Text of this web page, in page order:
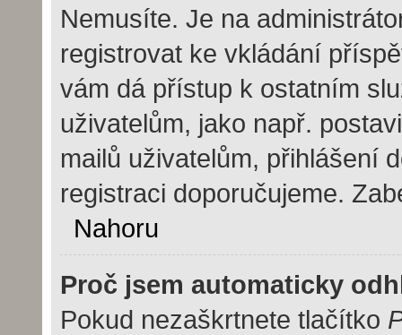
Nemusíte. Je na
registrovat ke vkládání
vám dá přístup k ostatním
uživatelům, jako např.
mailů uživatelům, přihlášení
registraci doporučujeme.
Nahoru
Proč jsem automaticky
Pokud nezaškrtnete tlačítko